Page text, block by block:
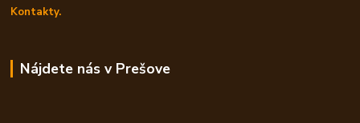
Kontakty.
Nájdete nás v Prešove